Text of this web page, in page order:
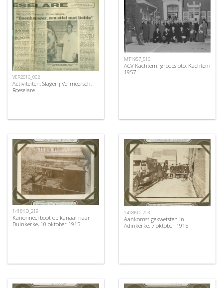
VER2016_002
Activiteiten, Slagerij Vermeersch,
Roeselare
MT1957_510
ACV Kachtem: groepsfoto, Kachtem
1957
1418KD_219
Kanonneerboot op kanaal naar
Duinkerke, 10 oktober 1915
1418KD_203
Aankomst gekwetsten in
Adinkerke, 7 oktober 1915